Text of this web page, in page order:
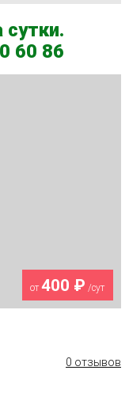
60 86
от400 ₽ /сут
0 отзывов